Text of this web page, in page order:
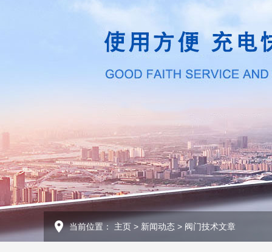
当前位置： 主页 > 新闻动态 > 阀门技术文章